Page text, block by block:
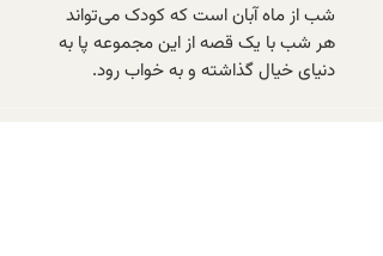
شب از ماه آبان است که کودک می‌تواند
هر شب با یک قصه‌ از این مجموعه پا به
دنیای خیال گذاشته و به خواب رود.